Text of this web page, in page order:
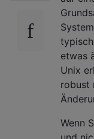
etwas
Unix
robust
Wenn